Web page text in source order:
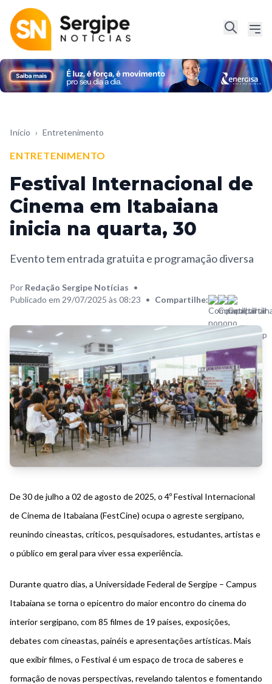
Início › Entretenimento
ENTRETENIMENTO
Festival Internacional de
Cinema em Itabaiana
inicia na quarta, 30
Evento tem entrada gratuita e programação diversa
Por Redação Sergipe Notícias •
Publicado em 29/07/2025 às 08:23 • Compartilhe:
De 30 de julho a 02 de agosto de 2025, o 4º Festival Internacional
de Cinema de Itabaiana (FestCine) ocupa o agreste sergipano,
reunindo cineastas, críticos, pesquisadores, estudantes, artistas e
o público em geral para viver essa experiência.
Durante quatro dias, a Universidade Federal de Sergipe – Campus
Itabaiana se torna o epicentro do maior encontro do cinema do
interior sergipano, com 85 filmes de 19 países, exposições,
debates com cineastas, painéis e apresentações artísticas. Mais
que exibir filmes, o Festival é um espaço de troca de saberes e
formação de novas perspectivas, revelando talentos e fomentando